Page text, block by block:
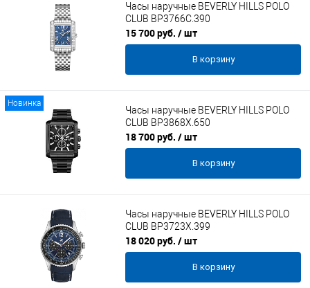
Часы наручные BEVERLY HILLS POLO
CLUB BP3766C.390
15 700 руб. / шт
В корзину
Новинка
Часы наручные BEVERLY HILLS POLO
CLUB BP3868X.650
18 700 руб. / шт
В корзину
Часы наручные BEVERLY HILLS POLO
CLUB BP3723X.399
18 020 руб. / шт
В корзину